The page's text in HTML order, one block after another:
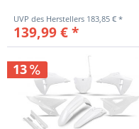
183,85 € *
139,99 € *
13